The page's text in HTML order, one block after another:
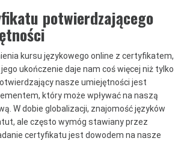
potwierdzającego
kursu językowego online z certyfikatem,
ukończenie daje nam coś więcej niż tylko
nasze umiejętności jest
który może wpływać na naszą
W dobie globalizacji, znajomość języków
ale często wymóg stawiany przez
certyfikatu jest dowodem na nasze